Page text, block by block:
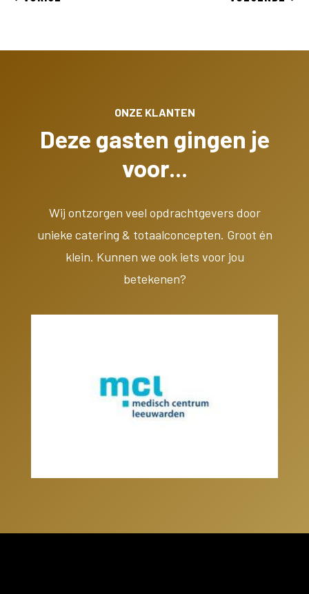
ONZE KLANTEN
Deze gasten gingen je
voor...
Wij ontzorgen veel opdrachtgevers door
unieke catering & totaalconcepten. Groot én
klein. Kunnen we ook iets voor jou
betekenen?